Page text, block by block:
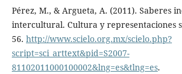
Pérez, M., & Argueta, A. (2011). Saberes
intercultural. Cultura y representaciones
56. http://www.scielo.org.mx/scielo.php?
script=sci_arttext&pid=S2007-
81102011000100002&lng=es&tlng=es.